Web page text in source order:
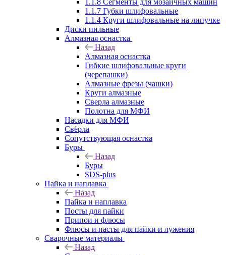
1.1.8 Сегменты для мозаичных машин
1.1.7 Губки шлифовальные
1.1.4 Круги шлифовальные на липучке
Диски пильные
Алмазная оснастка
Назад
Алмазная оснастка
Гибкие шлифовальные круги
(черепашки)
Алмазные фрезы (чашки)
Круги алмазные
Сверла алмазные
Полотна для МФИ
Насадки для МФИ
Свёрла
Сопутствующая оснастка
Буры
Назад
Буры
SDS-plus
Пайка и наплавка
Назад
Пайка и наплавка
Посты для пайки
Припои и флюсы
Флюсы и пасты для пайки и лужения
Сварочные материалы
Назад